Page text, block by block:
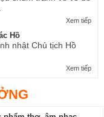
Xem tiếp
Hồ
nhật Chủ tịch Hồ
Xem tiếp